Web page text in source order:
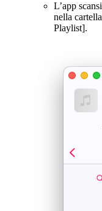
L’app
nella
Playlist].